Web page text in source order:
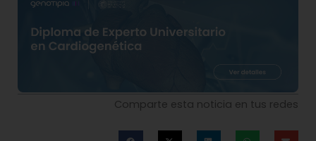
Comparte esta noticia en tus redes